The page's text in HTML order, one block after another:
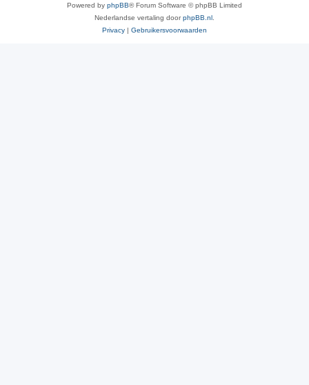
Powered by phpBB® Forum Software © phpBB Limited
Nederlandse vertaling doorphpBB.nl
Privacy | Gebruikersvoorwaarden